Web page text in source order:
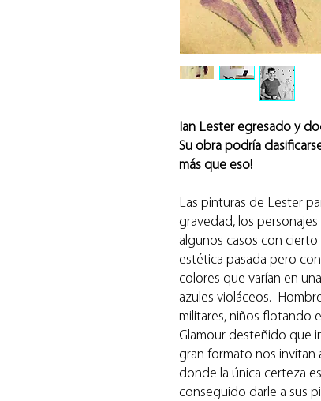
Ian Lester egresado y
Su obra podría
más que eso!
Las pinturas de Lester
gravedad, los
algunos casos con
estética pasada pero
colores que varían en
azules violáceos.
militares, niños flotando
Glamour desteñido que
gran formato nos invitan
donde la única certeza
conseguido darle a sus